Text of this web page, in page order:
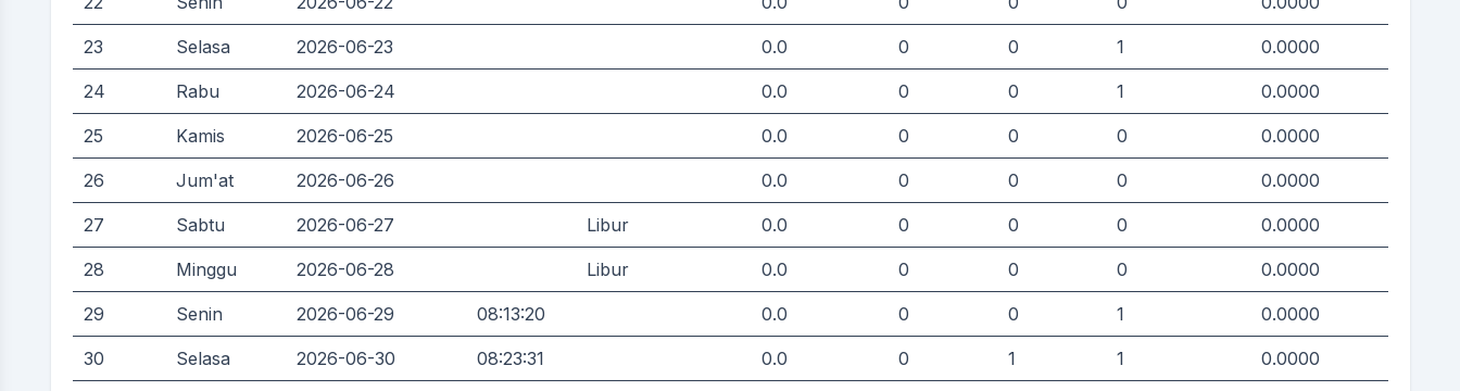
23 Selasa 2026-06-23 0.0 0 0 1 0.0000
24 Rabu 2026-06-24 0.0 0 0 1 0.0000
25 Kamis 2026-06-25 0.0 0 0 0 0.0000
26 Jum'at 2026-06-26 0.0 0 0 0 0.0000
27 Sabtu 2026-06-27 Libur 0.0 0 0 0 0.0000
28 Minggu 2026-06-28 Libur 0.0 0 0 0 0.0000
29 Senin 2026-06-29 08:13:20 0.0 0 0 1 0.0000
30 Selasa 2026-06-30 08:23:31 0.0 0 1 1 0.0000